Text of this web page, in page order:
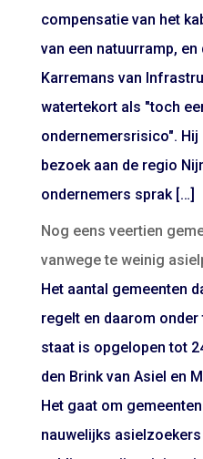
compensatie van het
van een natuurramp,
Karremans van
watertekort als "toch
ondernemersrisico". Hij
bezoek aan de regio
ondernemers sprak […]
Nog eens veertien
vanwege te weinig
Het aantal gemeenten
regelt en daarom
staat is opgelopen tot
den Brink van Asiel en
Het gaat om
nauwelijks